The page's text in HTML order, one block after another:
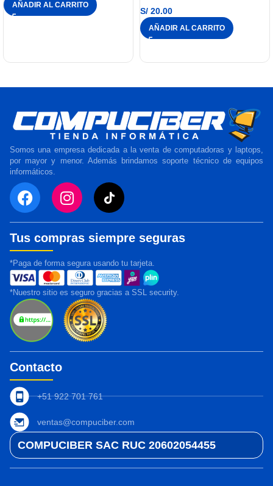
AÑADIR AL CARRITO
S/ 20.00
AÑADIR AL CARRITO
Somos una empresa dedicada a la venta de computadoras y laptops,
por mayor y menor. Además brindamos soporte técnico de equipos
informáticos.
Tus compras siempre seguras
*Paga de forma segura usando tu tarjeta.
*Nuestro sitio es seguro gracias a SSL security.
Contacto
+51 922 701 761
ventas@compuciber.com
COMPUCIBER SAC RUC 20602054455